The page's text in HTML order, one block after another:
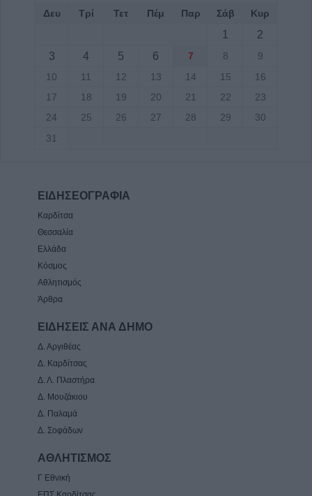
Δευ Τρί Τετ Πέμ Παρ Σάβ Κυρ
1
2
3
4 5 6 7 8
9
10
11 12 13 14 15
16
17
18 19 20 21 22
23
24
25 26 27 28 29
30
31
ΕΙΔΗΣΕΟΓΡΑΦΙΑ
Καρδίτσα
Θεσσαλία
Ελλάδα
Κόσμος
Αθλητισμός
Άρθρα
ΕΙΔΗΣΕΙΣ ΑΝΑ ΔΗΜΟ
Δ. Αργιθέας
Δ. Καρδίτσας
Δ. Λ. Πλαστήρα
Δ. Μουζάκιου
Δ. Παλαμά
Δ. Σοφάδων
ΑΘΛΗΤΙΣΜΟΣ
Γ Εθνική